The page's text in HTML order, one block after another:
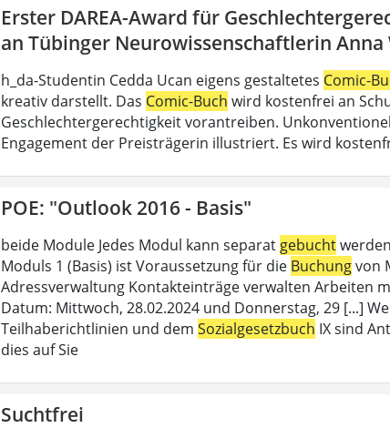
Erster DAREA-Award für
an Tübinger Neurowissenschaftlerin
h_da-Studentin Cedda Ucan eigens gestaltetes Comic-
kreativ darstellt. Das Comic-Buch wird kostenfrei an
Geschlechtergerechtigkeit vorantreiben.
Engagement der Preisträgerin illustriert. Es wird
POE: "Outlook 2016 - Basis"
beide Module Jedes Modul kann separat gebucht
Moduls 1 (Basis) ist Voraussetzung für die Buchungvon
Adressverwaltung Kontakteinträge verwalten Arbeiten
Datum: Mittwoch, 28.02.2024 und Donnerstag, 29 [...]
Teilhaberichtlinien und dem Sozialgesetzbuch IX sind
dies auf Sie
Suchtfrei